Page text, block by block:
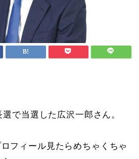
で当選した広沢一郎さん。
フィール見たらめちゃくちゃ